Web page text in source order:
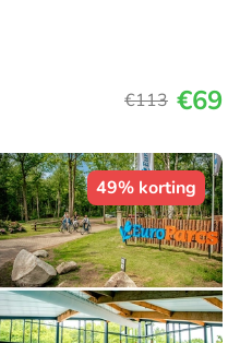
€113 €69
49% korting